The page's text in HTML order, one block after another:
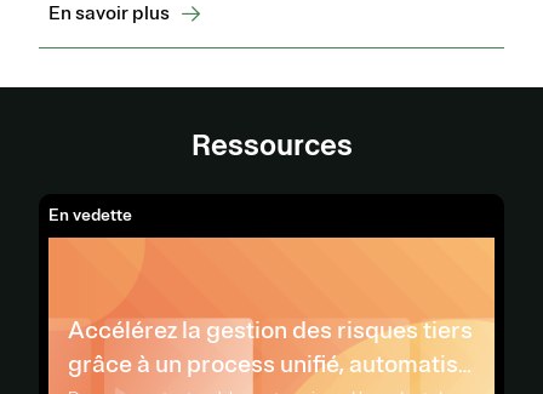
En savoir plus
Ressources
En vedette
Accélérez la gestion des risques tiers
grâce à un process unifié, automatisé